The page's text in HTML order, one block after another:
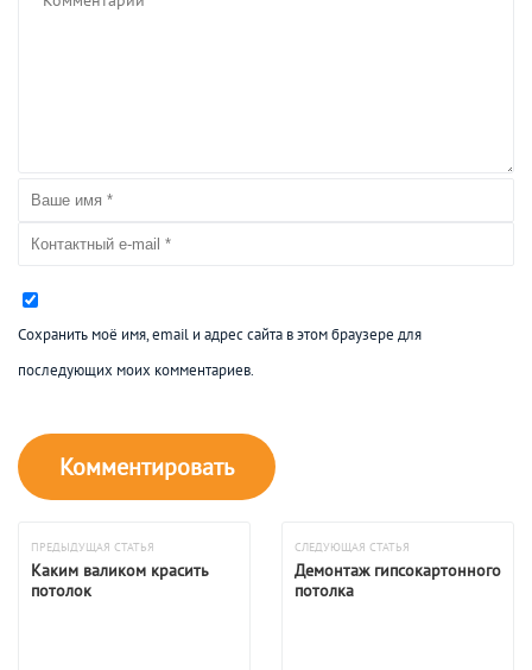
Сохранить моё имя, email и адрес сайта в этом браузере для
последующих моих комментариев.
ПРЕДЫДУЩАЯ СТАТЬЯ
Каким валиком красить
потолок
СЛЕДУЮЩАЯ СТАТЬЯ
Демонтаж гипсокартонного
потолка